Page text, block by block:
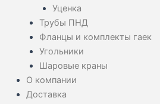
Уценка
Трубы ПНД
Фланцы и комплекты гаек
Угольники
Шаровые краны
О компании
Доставка